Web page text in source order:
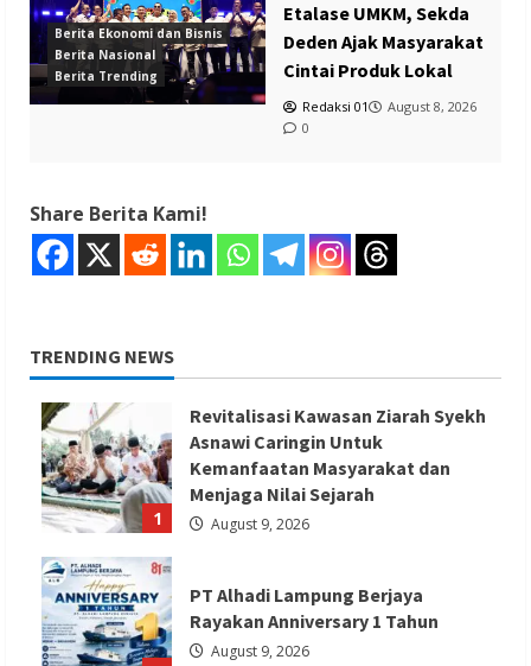
Berita Ekonomi dan Bisnis
Berita Nasional
Berita Trending
Etalase UMKM, Sekda
Deden Ajak Masyarakat
Cintai Produk Lokal
Redaksi 01
August 8, 2026
0
Share Berita Kami!
TRENDING NEWS
1
Revitalisasi Kawasan Ziarah Syekh
Asnawi Caringin Untuk
Kemanfaatan Masyarakat dan
Menjaga Nilai Sejarah
August 9, 2026
PT Alhadi Lampung Berjaya
Rayakan Anniversary 1 Tahun
August 9, 2026